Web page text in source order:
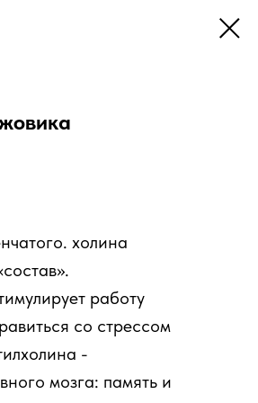
холина
работу
со стрессом
-
мозга: память и